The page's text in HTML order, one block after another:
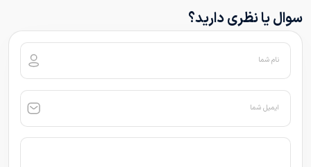
سوال یا نظری دارید؟
نام شما
ایمیل شما